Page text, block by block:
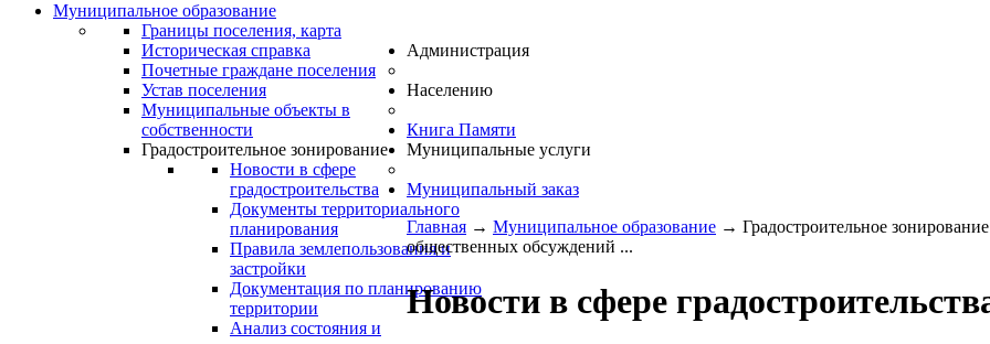
Муниципальное образование
Границы поселения, карта
Историческая справка
Почетные граждане поселения
Устав поселения
Муниципальные объекты в
собственности
Градостроительное зонирование
Новости в сфере
градостроительства
Документы территориального
планирования
Правила землепользования и
застройки
Документация по планированию
территории
Анализ состояния и
Администрация
Населению
Книга Памяти
Муниципальные услуги
Муниципальный заказ
Главная → Муниципальное образование → Градостроительное зонирование
общественных обсуждений ...
Новости в сфере